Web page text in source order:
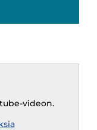
videon.